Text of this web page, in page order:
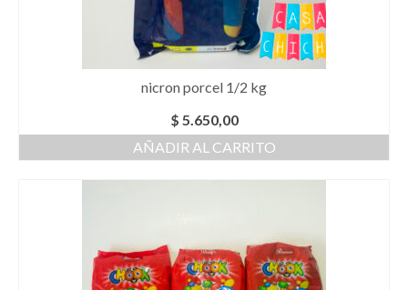
nicron porcel 1/2 kg
$ 5.650,00
AÑADIR AL CARRITO